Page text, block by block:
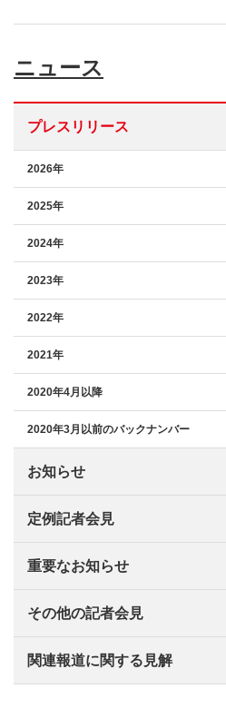
ニュース
プレスリリース
2026年
2025年
2024年
2023年
2022年
2021年
2020年4月以降
2020年3月以前のバックナンバー
お知らせ
定例記者会見
重要なお知らせ
その他の記者会見
関連報道に関する見解